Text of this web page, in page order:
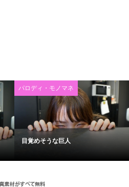
パロディ・モノマネ
目覚めそうな巨人